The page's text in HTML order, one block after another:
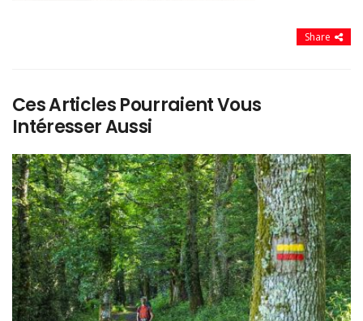
Share
Ces Articles Pourraient Vous
Intéresser Aussi